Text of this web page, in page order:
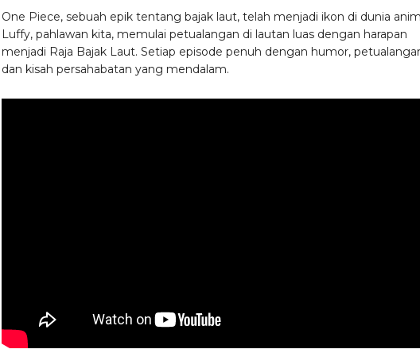
One Piece, sebuah epik tentang bajak laut, telah menjadi ikon di dunia
Luffy, pahlawan kita, memulai petualangan di lautan luas dengan harapan
menjadi Raja Bajak Laut. Setiap episode penuh dengan humor,
dan kisah persahabatan yang mendalam.